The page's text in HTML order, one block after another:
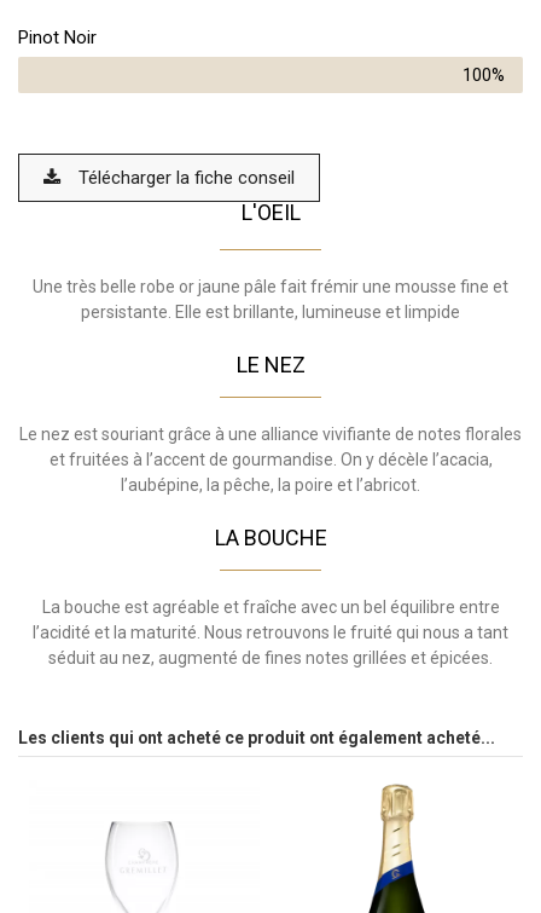
Pinot Noir
100%
Télécharger la fiche conseil
L'OEIL
Une très belle robe or jaune pâle fait frémir une mousse fine et
persistante. Elle est brillante, lumineuse et limpide
LE NEZ
Le nez est souriant grâce à une alliance vivifiante de notes florales
et fruitées à l’accent de gourmandise. On y décèle l’acacia,
l’aubépine, la pêche, la poire et l’abricot.
LA BOUCHE
La bouche est agréable et fraîche avec un bel équilibre entre
l’acidité et la maturité. Nous retrouvons le fruité qui nous a tant
séduit au nez, augmenté de fines notes grillées et épicées.
Les clients qui ont acheté ce produit ont également acheté...